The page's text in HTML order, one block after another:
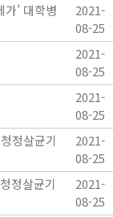
’ 대학병
2021-
08-25
2021-
08-25
2021-
08-25
정살균기
2021-
08-25
정살균기
2021-
08-25